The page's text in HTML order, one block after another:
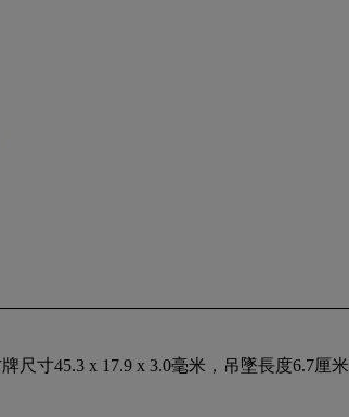
尺寸45.3 x 17.9 x 3.0毫米，吊墜長度6.7厘米